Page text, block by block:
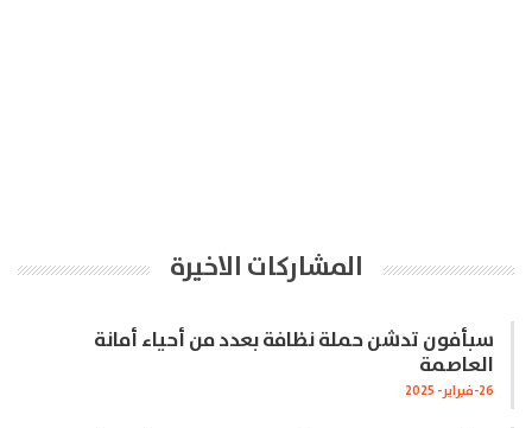
المشاركات الاخيرة
سبأفون تدشن حملة نظافة بعدد من أحياء أمانة
العاصمة
26-فبراير- 2025